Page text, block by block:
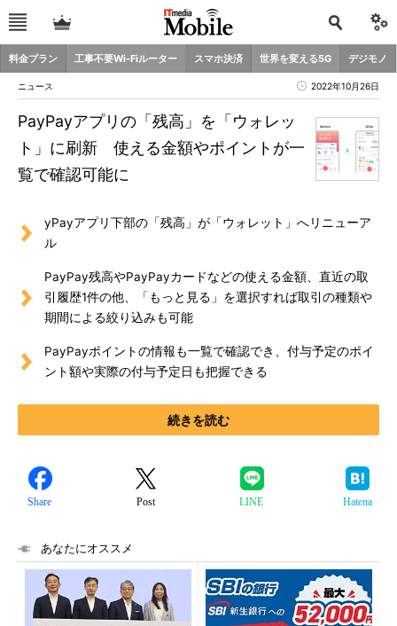
料金プラン 工事不要Wi-Fiルーター スマホ決済 世界を変える5G デジモノ
ニュース 2022年10月26日
PayPayアプリの「残高」を「ウォレッ
ト」に刷新 使える金額やポイントが一
覧で確認可能に
yPayアプリ下部の「残高」が「ウォレット」へリニューア
ル
PayPay残高やPayPayカードなどの使える金額、直近の取
引履歴1件の他、「もっと見る」を選択すれば取引の種類や
期間による絞り込みも可能
PayPayポイントの情報も一覧で確認でき、付与予定のポイ
ント額や実際の付与予定日も把握できる
続きを読む
Share Post LINE Hatena
あなたにオススメ